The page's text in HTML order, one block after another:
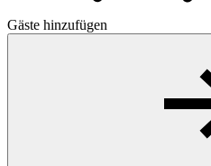
Gäste hinzufügen